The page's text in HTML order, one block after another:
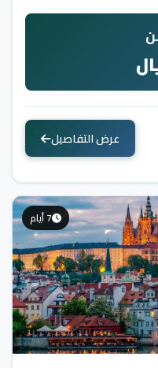
عرض التفاصيل
7 أيام